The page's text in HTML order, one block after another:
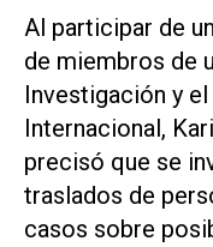
Al participar de
de miembros de
Investigación y
Internacional,
precisó que se
traslados de
casos sobre